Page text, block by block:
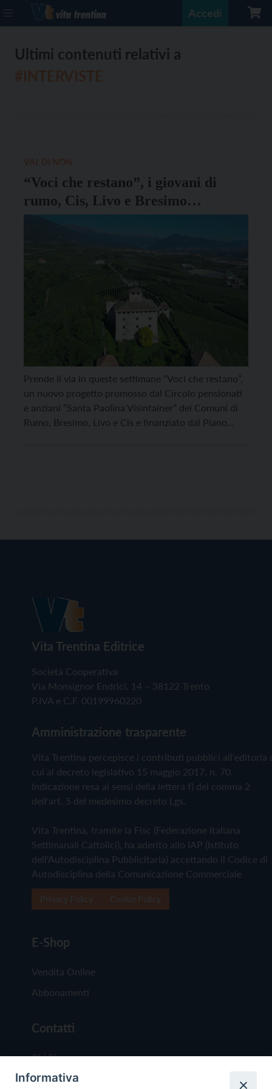
Accedi
Ultimi contenuti relativi a
“Voci che restano”, i giovani di
rumo, Cis, Livo e Bresimo
intervisteranno gli anziani
Prende il via in queste settimane “Voci che restano”,
un nuovo progetto promosso dal Circolo pensionati
e anziani “Santa Paolina Visintainer” dei Comuni di
Rumo, Bresimo, Livo e Cis e finanziato dal Piano
Vita Trentina Editrice
Società Cooperativa
Via Monsignor Endrici, 14 – 38122 Trento
P.IVA e C.F. 00199960220
Amministrazione trasparente
Vita Trentina percepisce i contributi pubblici all'editoria
cui al decreto legislativo 15 maggio 2017, n. 70.
Indicazione resa ai sensi della lettera f) del comma 2
dell'art. 5 del medesimo decreto Lgs.
Vita Trentina, tramite la Fisc (Federazione Italiana
Settimanali Cattolici), ha aderito allo IAP (Istituto
dell'Autodisciplina Pubblicitaria) accettando il Codice di
Autodisciplina della Comunicazione Commerciale
E-Shop
Vendita Online
Abbonamenti
Contatti
Chi Siamo
Redazione
Informativa